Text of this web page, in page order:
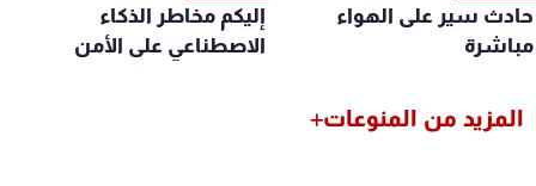
سير على الهواء
إليكم مخاطر الذكاء
الاصطناعي على الأمن
المزيد من المنوعات